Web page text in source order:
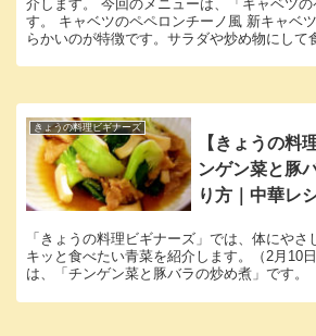
介します。 今回のメニューは、「キャベツ
す。 キャベツのペペロンチーノ風 新キャベ
らかいのが特徴です。サラダや炒め物にして
きょうの料理ビギナーズ
【きょうの料
ンゲン菜と豚
り方｜中華レ
「きょうの料理ビギナーズ」では、体にやさ
キッと食べたい青菜を紹介します。（2月10
は、「チンゲン菜と豚バラの炒め煮」です。